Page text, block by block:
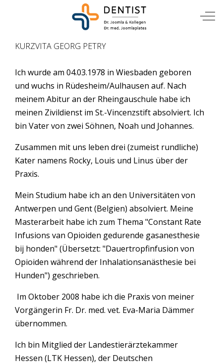
Mobile Menu Toggle
KURZVITA GEORG PETRY
Ich wurde am 04.03.1978 in Wiesbaden geboren
und wuchs in Rüdesheim/Aulhausen auf. Nach
meinem Abitur an der Rheingauschule habe ich
meinen Zivildienst im St.-Vincenzstift absolviert. Ich
bin Vater von zwei Söhnen, Noah und Johannes.
Zusammen mit uns leben drei (zumeist rundliche)
Kater namens Rocky, Louis und Linus über der
Praxis.
Mein Studium habe ich an den Universitäten von
Antwerpen und Gent (Belgien) absolviert. Meine
Masterarbeit habe ich zum Thema "Constant Rate
Infusions van Opioiden gedurende gasanesthesie
bij honden" (Übersetzt: "Dauertropfinfusion von
Opioiden während der Inhalationsanästhesie bei
Hunden") geschrieben.
Im Oktober 2008 habe ich die Praxis von meiner
Vorgängerin Fr. Dr. med. vet. Eva-Maria Dämmer
übernommen.
Ich bin Mitglied der Landestierärztekammer
Hessen (LTK Hessen), der Deutschen